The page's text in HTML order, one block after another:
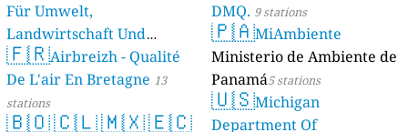
Für Umwelt,
Landwirtschaft Und
Geologie) 50 stations
🇫🇷Airbreizh - Qualité
De L'air En Bretagne 13
stations
🇧🇴🇨🇱🇲🇽🇪🇨
DMQ. 9 stations
🇵🇦MiAmbiente
Ministerio de Ambiente de
Panamá5 stations
🇺🇸Michigan
Department Of